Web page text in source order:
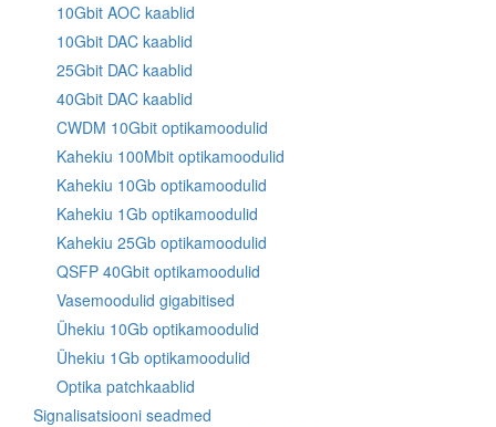
10Gbit AOC kaablid
10Gbit DAC kaablid
25Gbit DAC kaablid
40Gbit DAC kaablid
CWDM 10Gbit optikamoodulid
Kahekiu 100Mbit optikamoodulid
Kahekiu 10Gb optikamoodulid
Kahekiu 1Gb optikamoodulid
Kahekiu 25Gb optikamoodulid
QSFP 40Gbit optikamoodulid
Vasemoodulid gigabitised
Ühekiu 10Gb optikamoodulid
Ühekiu 1Gb optikamoodulid
Optika patchkaablid
Signalisatsiooni seadmed